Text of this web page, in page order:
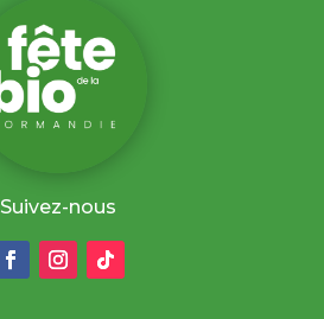
Suivez-nous